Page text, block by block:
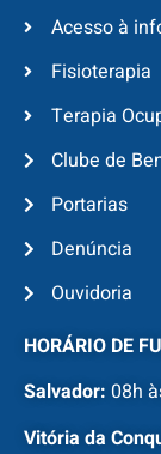
Acesso à
Fisioterapia
Terapia
Clube de
Portarias
Denúncia
Ouvidoria
HORÁRIO DE
Salvador: 08h
Vitória da